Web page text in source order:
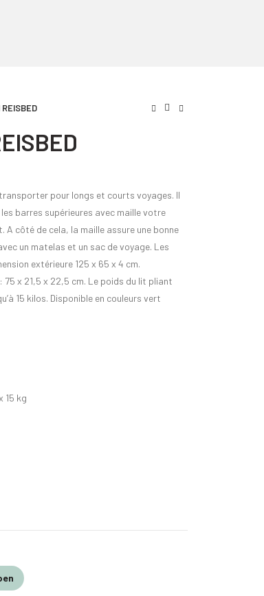
pour longs et courts voyages. Il
barres supérieures avec maille votre
côté de cela, la maille assure une bonne
un matelas et un sac de voyage. Les
extérieure 125 x 65 x 4 cm.
75 x 21,5 x 22,5 cm. Le poids du lit pliant
15 kilos. Disponible en couleurs vert
15 kg